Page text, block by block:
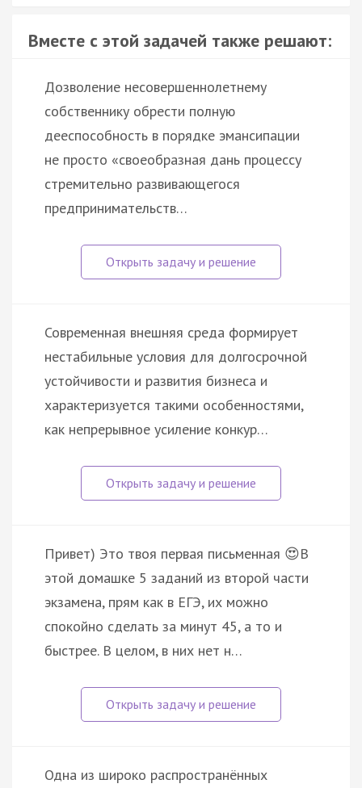
Вместе с этой задачей также решают:
Дозволение несовершеннолетнему
собственнику обрести полную
дееспособность в порядке эмансипации
не просто «своеобразная дань процессу
стремительно развивающегося
предпринимательств…
Современная внешняя среда формирует
нестабильные условия для долгосрочной
устойчивости и развития бизнеса и
характеризуется такими особенностями,
как непрерывное усиление конкур…
Привет) Это твоя первая письменная 😍В
этой домашке 5 заданий из второй части
экзамена, прям как в ЕГЭ, их можно
спокойно сделать за минут 45, а то и
быстрее. В целом, в них нет н…
Одна из широко распространённых